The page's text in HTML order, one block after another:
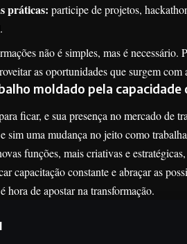
práticas: participe de projetos,
não é simples, mas é
as oportunidades que surgem
moldado pela capacidade
ficar, e sua presença no mercado de
sim uma mudança no jeito como
funções, mais criativas e
capacitação constante e abraçar as
hora de apostar na transformação.